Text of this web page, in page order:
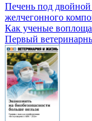
Печень под двойной
желчегонного
Как ученые
Первый